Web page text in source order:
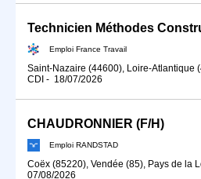
Emploi France Travail
Saint-Nazaire (44600), Loire-Atlantique
CDI - 18/07/2026
CHAUDRONNIER (F/H)
Emploi RANDSTAD
Coëx (85220), Vendée (85), Pays de la
07/08/2026